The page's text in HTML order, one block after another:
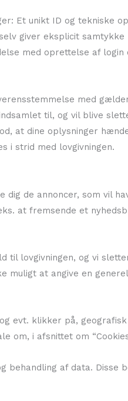
Et unikt ID og tekniske
giver eksplicit
med oprettelse af login
med
til, og vil blive
at dine oplysninger
i strid med lovgivningen.
dig de annoncer, som
at fremsende et
til lovgivningen, og vi
muligt at angive en
evt. klikker på,
i afsnittet om
af data. Disse